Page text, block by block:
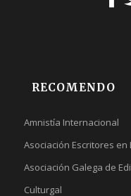
RECOMENDO
Amnistía Internacional
Asociación Escritores en
Asociación Galega de
Culturgal